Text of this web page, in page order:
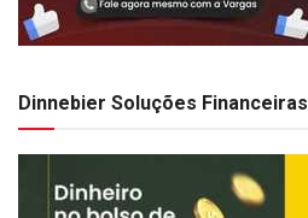
Dinnebier Soluções Financeiras